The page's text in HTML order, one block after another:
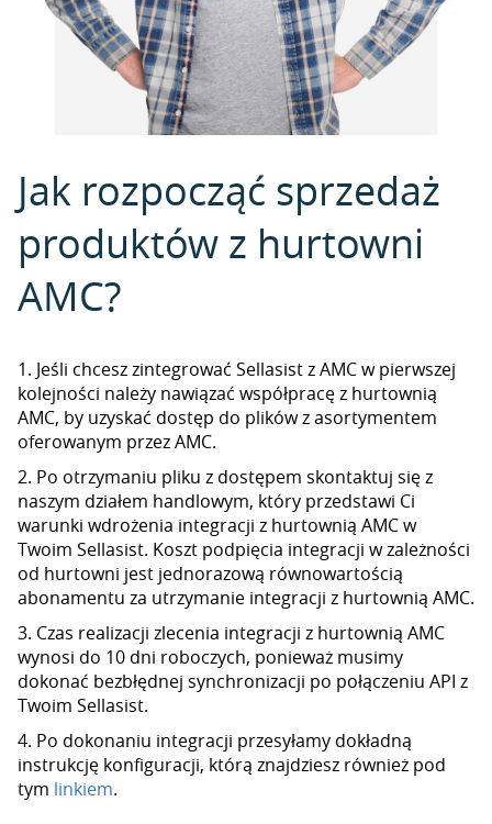
Jak rozpocząć sprzedaż
produktów z hurtowni
AMC?
1. Jeśli chcesz zintegrować Sellasist z AMC w pierwszej
kolejności należy nawiązać współpracę z hurtownią
AMC, by uzyskać dostęp do plików z asortymentem
oferowanym przez AMC.
2. Po otrzymaniu pliku z dostępem skontaktuj się z
naszym działem handlowym, który przedstawi Ci
warunki wdrożenia integracji z hurtownią AMC w
Twoim Sellasist. Koszt podpięcia integracji w zależności
od hurtowni jest jednorazową równowartością
abonamentu za utrzymanie integracji z hurtownią AMC.
3. Czas realizacji zlecenia integracji z hurtownią AMC
wynosi do 10 dni roboczych, ponieważ musimy
dokonać bezbłędnej synchronizacji po połączeniu API z
Twoim Sellasist.
4. Po dokonaniu integracji przesyłamy dokładną
instrukcję konfiguracji, którą znajdziesz również pod
tym linkiem.